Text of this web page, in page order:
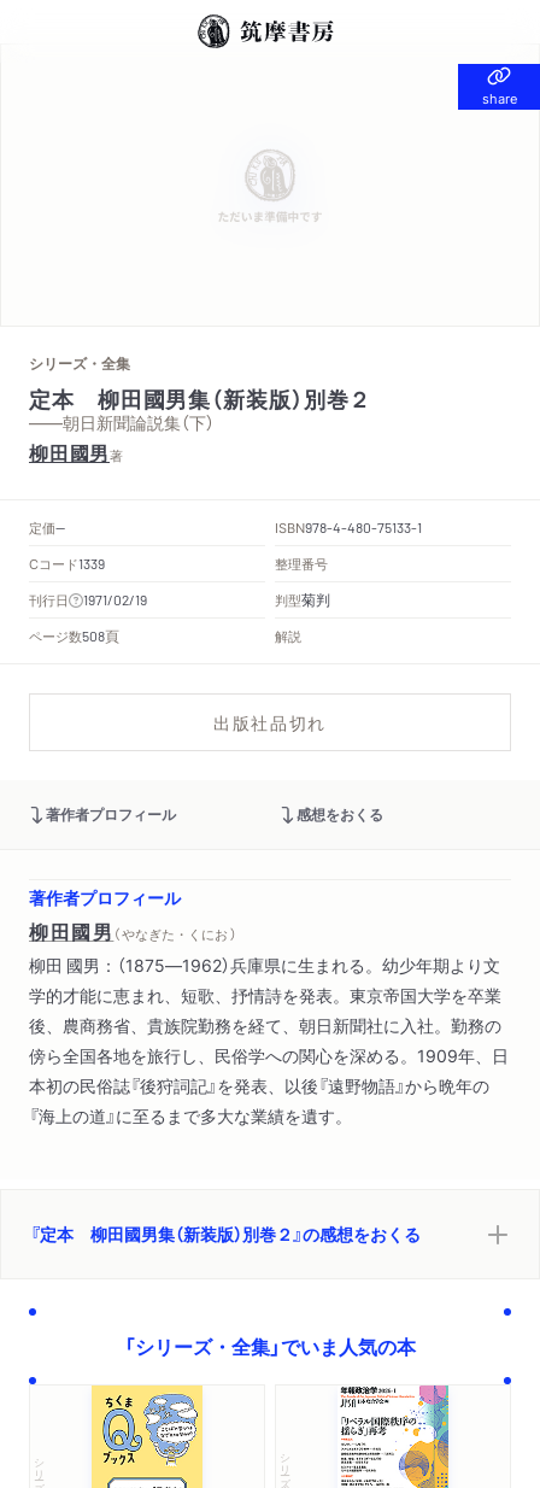
share
share
シリーズ・全集
定本 柳田國男集（新装版）別巻２
——朝日新聞論説集（下）
柳田國男著
定価-- ISBN978-4-480-75133-1
Cコード1339
整理番号
刊行日
1971/02/19 判型菊判
ページ数508頁 解説
出版社品切れ
著作者プロフィール 感想をおくる
著作者プロフィール
柳田國男 （ やなぎた・くにお ）
柳田 國男：（1875―1962）兵庫県に生まれる。幼少年期より文
学的才能に恵まれ、短歌、抒情詩を発表。東京帝国大学を卒業
後、農商務省、貴族院勤務を経て、朝日新聞社に入社。勤務の
傍ら全国各地を旅行し、民俗学への関心を深める。1909年、日
本初の民俗誌『後狩詞記』を発表、以後『遠野物語』から晩年の
『海上の道』に至るまで多大な業績を遺す。
『定本 柳田國男集（新装版）別巻２』の感想をおくる
「シリーズ・全集」でいま人気の本
シリーズ・全集 シリーズ・全集